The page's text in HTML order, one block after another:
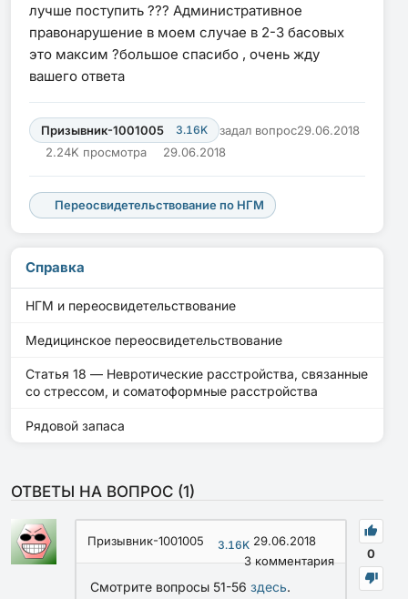
лучше поступить ??? Административное
правонарушение в моем случае в 2-3 басовых
это максим ?большое спасибо , очень жду
вашего ответа
Призывник-1001005 3.16K задал вопрос29.06.2018
2.24K просмотра
29.06.2018
Переосвидетельствование по НГМ
Справка
НГМ и переосвидетельствование
Медицинское переосвидетельствование
Статья 18 — Невротические расстройства, связанные
со стрессом, и соматоформные расстройства
Рядовой запаса
ОТВЕТЫ НА ВОПРОС (1)
0
Призывник-1001005 3.16K 29.06.2018
3комментария
Смотрите вопросы 51-56 здесь.